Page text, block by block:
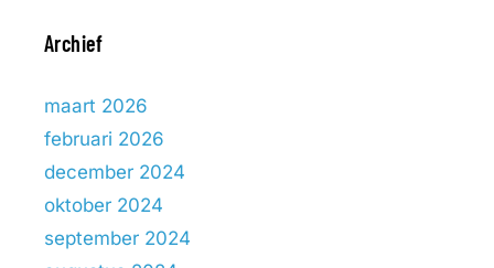
Archief
maart 2026
februari 2026
december 2024
oktober 2024
september 2024